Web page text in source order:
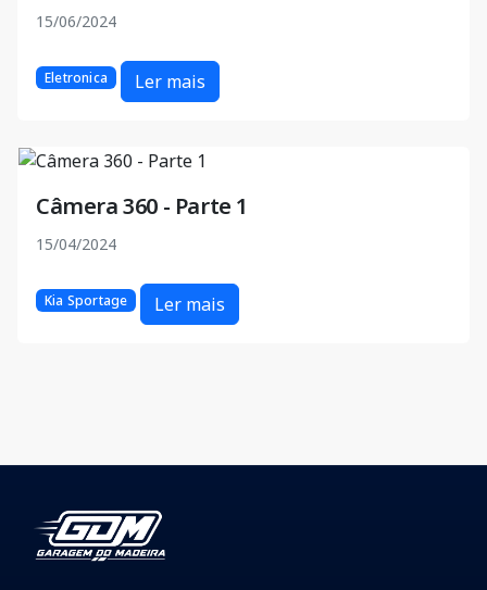
15/06/2024
Eletronica Ler mais
Câmera 360 - Parte 1
15/04/2024
Kia Sportage Ler mais